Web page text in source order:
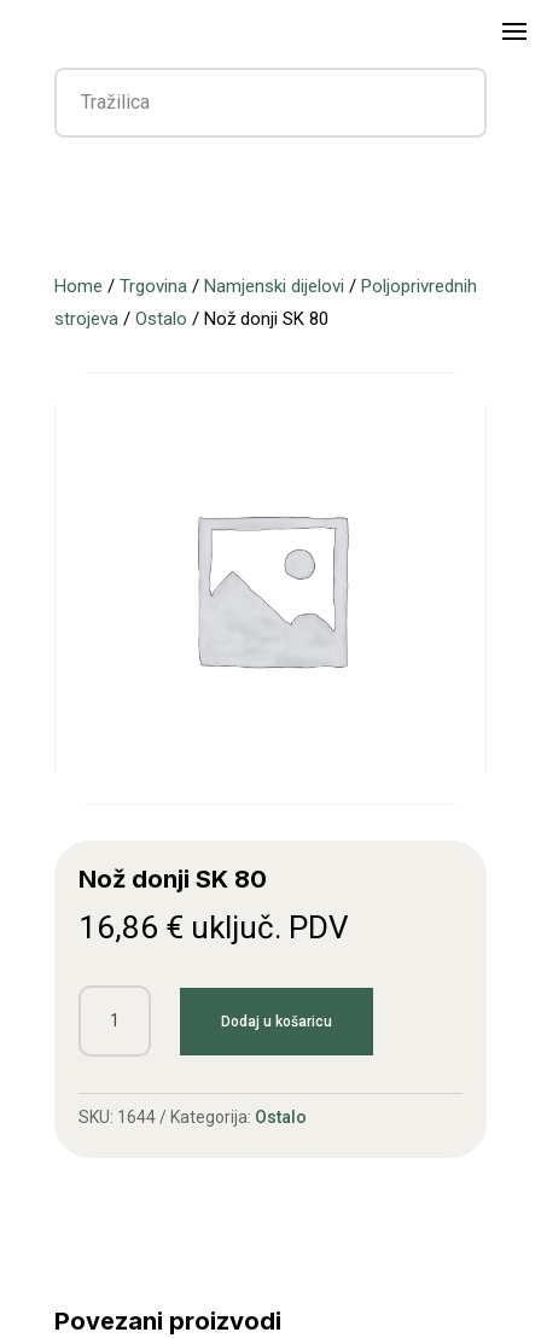
Home / Trgovina/ Namjenski dijelovi / Poljoprivrednih
strojeva/ Ostalo / Nož donji SK 80
Nož donji SK 80
16,86 € uključ. PDV
Nož
donji
80
Dodaj u košaricu
SKU: 1644 Kategorija: Ostalo
Povezani proizvodi